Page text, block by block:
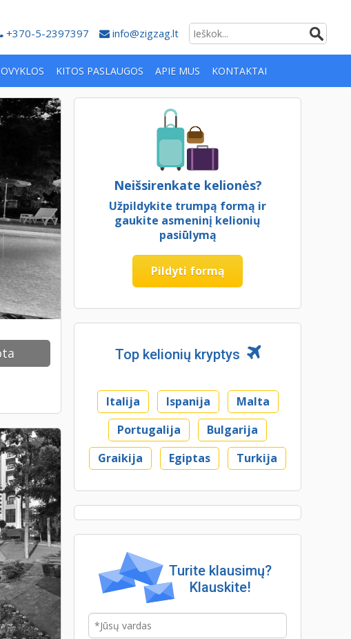
+370-5-2397397 info@zigzag.lt
KITOS PASLAUGOS APIE MUS KONTAKTAI
Neišsirenkate kelionės?
Užpildykite trumpą formą ir
gaukite asmeninį kelionių
pasiūlymą
Pildyti formą
Top kelionių kryptys
Italija Ispanija
Malta
Portugalija
Bulgarija
Graikija
Egiptas Turkija
Turite klausimų?
Klauskite!